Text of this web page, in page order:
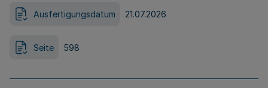
Ausfertigungsdatum 21.07.2026
Seite 598